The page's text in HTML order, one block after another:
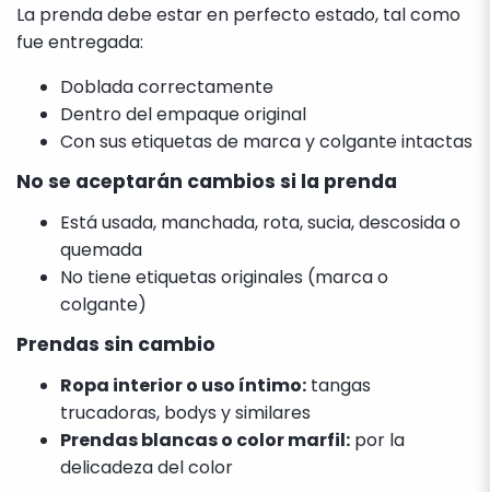
La prenda debe estar en perfecto estado, tal como
fue entregada:
Doblada correctamente
Dentro del empaque original
Con sus etiquetas de marca y colgante intactas
No se aceptarán cambios si la prenda
Está usada, manchada, rota, sucia, descosida o
quemada
No tiene etiquetas originales (marca o
colgante)
Prendas sin cambio
Ropa interior o uso íntimo: tangas
trucadoras, bodys y similares
Prendas blancas o color marfil: por la
delicadeza del color